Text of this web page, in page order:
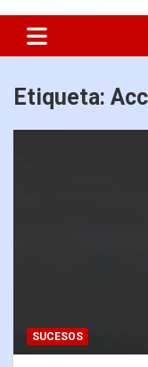
Diario La
Etiqueta:
SUCESOS